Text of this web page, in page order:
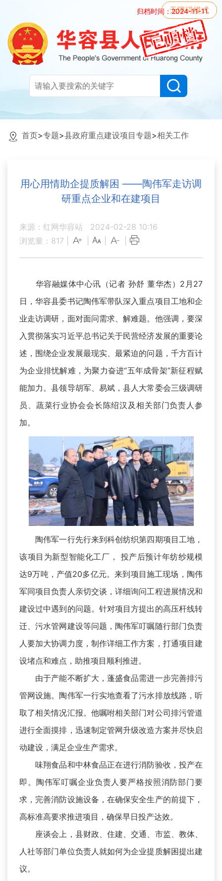
归档时间：2024-11-11
无障碍模式
首页>专题>县政府重点建设项目专题>相关工作
用心用情助企提质解困 ——陶伟军走访调
研重点企业和在建项目
来源：红网华容站
2024-02-28 10:16
浏览量： 817
华容融媒体中心讯（记者 孙舒 董华杰）2月27
日，华容县委书记陶伟军带队深入重点项目工地和企
业走访调研，面对面问需求、解难题。他强调，要深
入贯彻落实习近平总书记关于民营经济发展的重要论
述，围绕企业发展最现实、最紧迫的问题，千方百计
为企业排忧解难，为聚力奋进“五年成骨架”新征程赋
能加力。县领导胡军、易斌，县人大常委会三级调研
员、蔬菜行业协会会长陈绍汉及相关部门负责人参
加。
陶伟军一行先行来到科创纺织第四期项目工地，
该项目为新型智能化工厂， 投产后预计年纺纱规模
达9万吨，产值20多亿元。来到项目施工现场，陶伟
军同项目负责人亲切交谈，详细询问工程进展情况和
建设过中遇到的问题。针对项目方提出的高压杆线转
迁、污水管网建设等问题，陶伟军叮嘱随行部门负责
人要加大协调力度，制作详细工作方案，打通项目建
设堵点和难点，助推项目顺利推进。
由于产能不断扩大，蓬盛食品需进一步完善排污
管网设施。陶伟军一行实地查看了污水排放线路，听
取了相关情况汇报。他嘱咐相关部门对公司排污管道
进行全面摸排，迅速制定管网升级改造方案并尽快启
动建设，满足企业生产需求。
味翔食品和中林食品正在进行消防验收，投产在
即。陶伟军叮嘱企业负责人要严格按照消防部门要
求，完善消防设施设备，在确保安全生产的前提下，
高标准高要求推进项目，确保早日投产达效。
座谈会上，县财政、住建、交通、市监、教体、
人社等部门单位负责人就如何为企业提质解困提出建
议。